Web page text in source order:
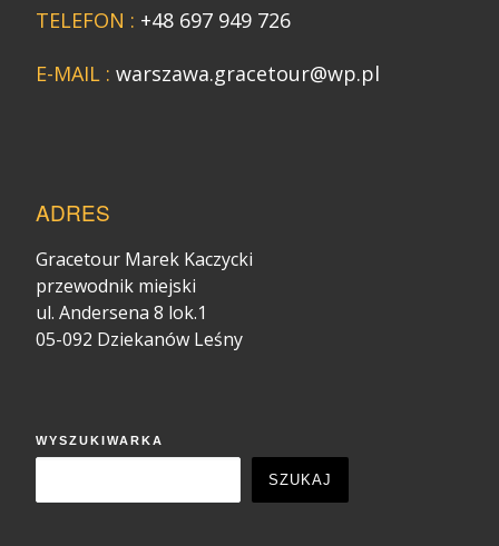
TELEFON : +48 697 949 726
E-MAIL : warszawa.gracetour@wp.pl
ADRES
Gracetour Marek Kaczycki
przewodnik miejski
ul. Andersena 8 lok.1
05-092 Dziekanów Leśny
WYSZUKIWARKA
SZUKAJ